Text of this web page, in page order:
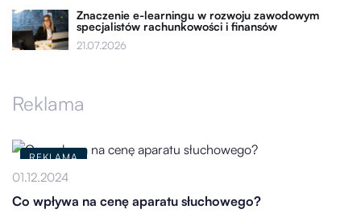
Znaczenie e-learningu w rozwoju zawodowym
specjalistów rachunkowości i finansów
21.07.2026
Reklama
REKLAMA
01.12.2024
Co wpływa na cenę aparatu słuchowego?